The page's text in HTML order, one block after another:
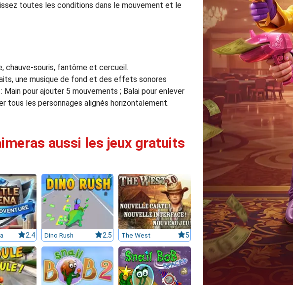
toutes les conditions dans le mouvement et le
chauve-souris, fantôme et cercueil.
une musique de fond et des effets sonores
pour ajouter 5 mouvements ; Balai pour enlever
tous les personnages alignés horizontalement.
aussi les jeux gratuits
2.4 Dino Rush 2.5 The West 5